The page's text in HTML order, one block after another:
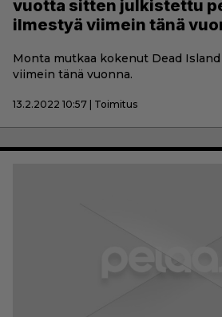
vuotta sitten julkistettu
ilmestyä viimein tänä
Monta mutkaa kokenut Dead
viimein tänä vuonna.
13.2.2022 10:57 | Toimitus